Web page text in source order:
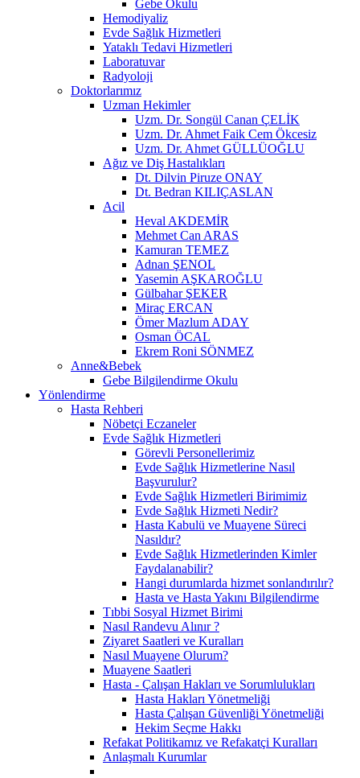
Gebe Okulu
Hemodiyaliz
Evde Sağlık Hizmetleri
Yataklı Tedavi Hizmetleri
Laboratuvar
Radyoloji
Doktorlarımız
Uzman Hekimler
Uzm. Dr. Songül Canan ÇELİK
Uzm. Dr. Ahmet Faik Cem Ökcesiz
Uzm. Dr. Ahmet GÜLLÜOĞLU
Ağız ve Diş Hastalıkları
Dt. Dilvin Piruze ONAY
Dt. Bedran KILIÇASLAN
Acil
Heval AKDEMİR
Mehmet Can ARAS
Kamuran TEMEZ
Adnan ŞENOL
Yasemin AŞKAROĞLU
Gülbahar ŞEKER
Miraç ERCAN
Ömer Mazlum ADAY
Osman ÖCAL
Ekrem Roni SÖNMEZ
Anne&Bebek
Gebe Bilgilendirme Okulu
Yönlendirme
Hasta Rehberi
Nöbetçi Eczaneler
Evde Sağlık Hizmetleri
Görevli Personellerimiz
Evde Sağlık Hizmetlerine Nasıl
Başvurulur?
Evde Sağlık Hizmetleri Birimimiz
Evde Sağlık Hizmeti Nedir?
Hasta Kabulü ve Muayene Süreci
Nasıldır?
Evde Sağlık Hizmetlerinden Kimler
Faydalanabilir?
Hangi durumlarda hizmet sonlandırılır?
Hasta ve Hasta Yakını Bilgilendirme
Tıbbi Sosyal Hizmet Birimi
Nasıl Randevu Alınır ?
Ziyaret Saatleri ve Kuralları
Nasıl Muayene Olurum?
Muayene Saatleri
Hasta - Çalışan Hakları ve Sorumlulukları
Hasta Hakları Yönetmeliği
Hasta Çalışan Güvenliği Yönetmeliği
Hekim Seçme Hakkı
Refakat Politikamız ve Refakatçi Kuralları
Anlaşmalı Kurumlar